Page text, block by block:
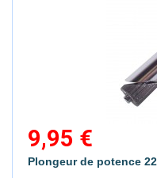
9,95 €
Plongeur de potence